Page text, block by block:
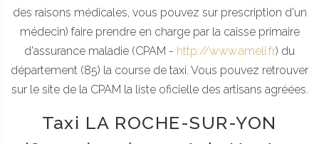
des raisons médicales, vous pouvez sur prescription d'un
médecin) faire prendre en charge par la caisse primaire
d'assurance maladie (CPAM - http://www.ameli.fr) du
département (85) la course de taxi. Vous pouvez retrouver
sur le site de la CPAM la liste oficielle des artisans agréées.
Taxi LA ROCHE-SUR-YON